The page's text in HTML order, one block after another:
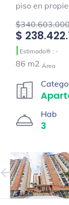
piso en
$
| Estimado® : -
86 m2 Área
Hab
3